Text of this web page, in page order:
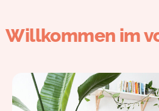
Willkommen im